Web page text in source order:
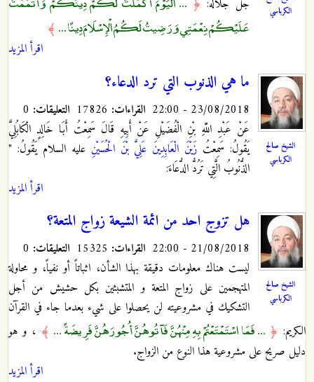
الكرباسي
جَلَّ جَلالُه: ﴿
عَلَيْكُمْ نِعْمَتِي وَرَضِيتُ لَكُمُ الْإِسْلَامَ دِينًا ... ﴾
اقرأ المزيد
الشيخ صالح
الكرباسي
ما هي الذنوب التي ترد الدعاء؟
23/08/2018 - 22:00 القراءات: التعليقات:
عَنْ عَبْدِ اللَّهِ بْنِ الْفُضَيْلِ عَنْ أَبِيهِ قَالَ سَمِعْتُ أَبَا خَالِدٍ الْكَابُلِيَّ
يَقُولُ: سَمِعْتُ زَيْنَ الْعَابِدِينَ عَلِيَّ بْنَ الْحُسَيْنِ عليه السلام يَقُولُ‏: "
الذُّنُوبُ الَّتِي تَرُدُّ الدُّعَاءَ:
اقرأ المزيد
الشيخ صالح
الكرباسي
هل تزوج احد من ائمة الشيعة زواج المتعة؟
21/08/2018 - 22:00 القراءات: التعليقات:
ليست هناك معلومات دقيقة بهذا الشأن، اثباتاً أو نفياً، و محاولة
المتهجمين على زواج المتعة و المتشبثين بكل حشيش من أجل
التشكيك في مشروعيته لن يحصلوا على شيء بعدما جاء في القرآن
الكريم: ﴿ ... فَمَا اسْتَمْتَعْتُمْ بِهِ مِنْهُنَّ فَآتُوهُنَّ أُجُورَهُنَّ فَرِيضَةً ... ﴾ ، و هو
دليل صريح على مشروعية هذا النوع من الزواج.
اقرأ المزيد